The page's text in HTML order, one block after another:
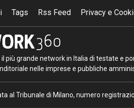
Tags Rss Feed Privacy e
il più grande network in Italia di testate e
nelle imprese e pubbliche
al Tribunale di Milano, numero